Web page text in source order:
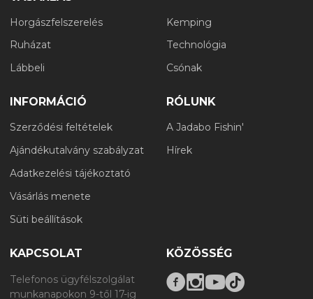
Horgászfelszerelés
Ruházat
Lábbeli
Kemping
Technológia
Csónak
INFORMÁCIÓ
Szerződési feltételek
Ajándékutalvány szabályzat
Adatkezelési tájékoztató
Vásárlás menete
Süti beállítások
RÓLUNK
A Jadabo Fishin'
Hírek
KAPCSOLAT
Telefonos ügyfélszolgálat
munkanapokon 9-től 17-ig
KÖZÖSSÉG